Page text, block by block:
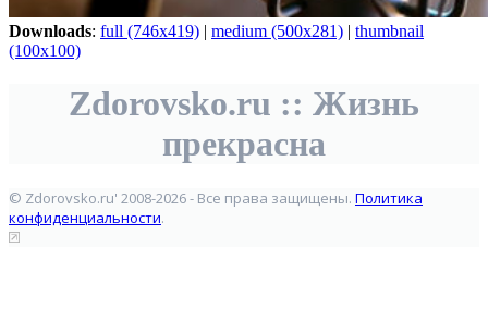
Downloads: full (746x419) | medium (500x281) | thumbnail
(100x100)
Zdorovsko.ru :: Жизнь
прекрасна
© Zdorovsko.ru' 2008-2026 - Все права защищены. Политика
конфиденциальности.